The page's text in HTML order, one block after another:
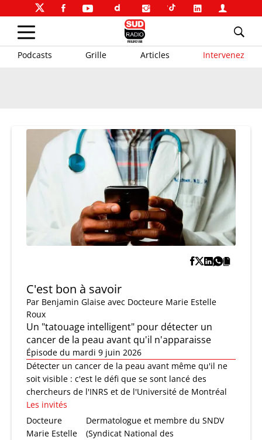
Podcasts Grille Articles Intervenez
C'est bon à savoir
Par Benjamin Glaise avec Docteure Marie Estelle
Roux
Un "tatouage intelligent" pour détecter un
cancer de la peau avant qu'il n'apparaisse
Épisode du mardi 9 juin 2026
Détecter un cancer de la peau avant même qu'il ne
soit visible : c'est le défi que se sont lancé des
chercheurs de l'INRS et de l'Université de Montréal
Les invités
Docteure
Marie Estelle
Dermatologue et membre du SNDV
(Syndicat National des